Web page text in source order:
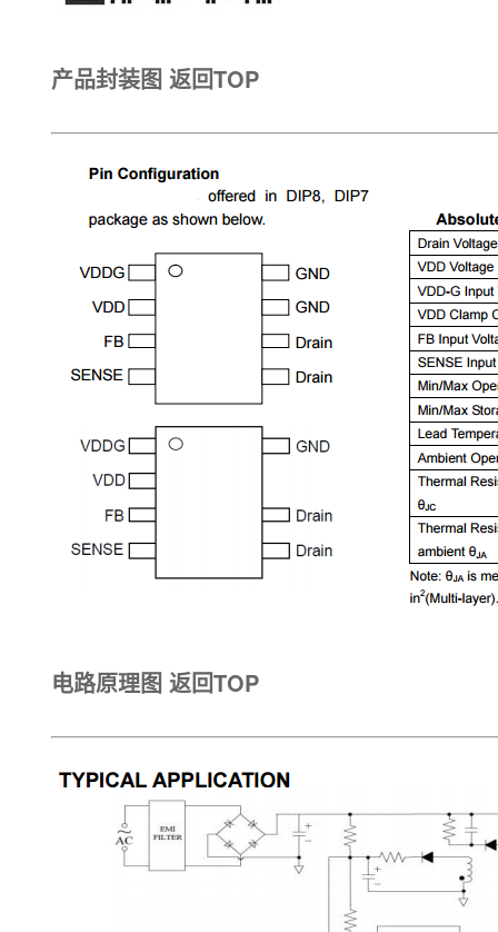
产品封装图 返回TOP
电路原理图 返回TOP